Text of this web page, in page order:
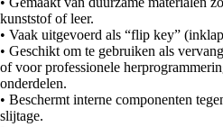
kunststof of leer.
• Vaak uitgevoerd als “flip key”
• Geschikt om te gebruiken als
of voor professionele
onderdelen.
• Beschermt interne componenten
slijtage.